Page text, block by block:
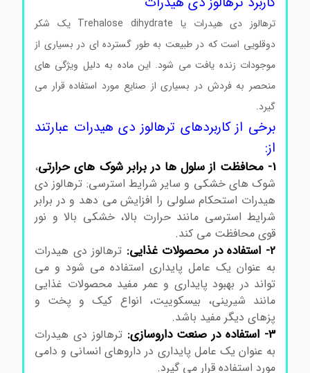
ترهالوز دی هیدرات یا Trehalose dihydrate یک شکر
دوقلویی است که در طبیعت به طور گسترده ای در بسیاری از
موجودات زنده یافت می شود. این ماده به دلیل ویژگی های
منحصر به فردش در بسیاری از صنایع مورد استفاده قرار می
گیرد.
برخی از کاربردهای ترهالوز دی هیدرات عبارتند
،
شوک های خشکی و سایر شرایط استرسی: ترهالوز دی
هیدرات استحکام سلولی را افزایش می دهد و در برابر
شرایط استرسی مانند حرارت بالا، خشکی بالا و نور
قوی محافظت می کند.
ترهالوز دی هیدرات
به عنوان یک عامل پایداری استفاده می شود و می
تواند در بهبود پایداری و عمر مفید محصولات غذایی
مانند شیرینی، بیسکوییت، انواع کیک و پخت و
پزهای دیگر مفید باشد.
ترهالوز دی هیدرات
به عنوان یک عامل پایداری در داروهای انسانی و دامی
مورد استفاده قرار می گیرد.